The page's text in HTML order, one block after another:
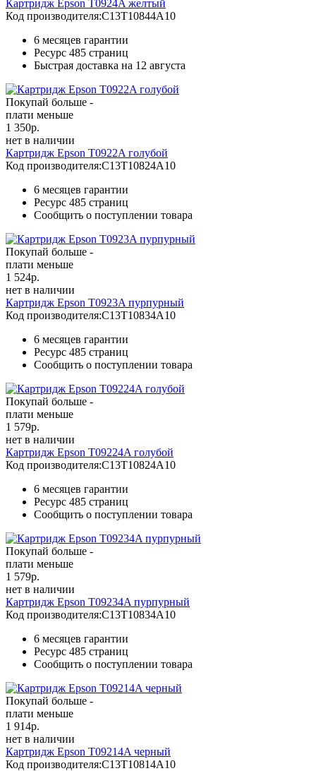
Картридж Epson T0924A желтый
Код производителя:C13T10844A10
6 месяцев гарантии
Ресурс 485 страниц
Быстрая доставка на 12 августа
Покупай больше -
плати меньше
1 350р.
нет в наличии
Картридж Epson T0922A голубой
Код производителя:C13T10824A10
6 месяцев гарантии
Ресурс 485 страниц
Сообщить о поступлении товара
Покупай больше -
плати меньше
1 524р.
нет в наличии
Картридж Epson T0923A пурпурный
Код производителя:C13T10834A10
6 месяцев гарантии
Ресурс 485 страниц
Сообщить о поступлении товара
Покупай больше -
плати меньше
1 579р.
нет в наличии
Картридж Epson T09224A голубой
Код производителя:C13T10824A10
6 месяцев гарантии
Ресурс 485 страниц
Сообщить о поступлении товара
Покупай больше -
плати меньше
1 579р.
нет в наличии
Картридж Epson T09234A пурпурный
Код производителя:C13T10834A10
6 месяцев гарантии
Ресурс 485 страниц
Сообщить о поступлении товара
Покупай больше -
плати меньше
1 914р.
нет в наличии
Картридж Epson T09214A черный
Код производителя:C13T10814A10